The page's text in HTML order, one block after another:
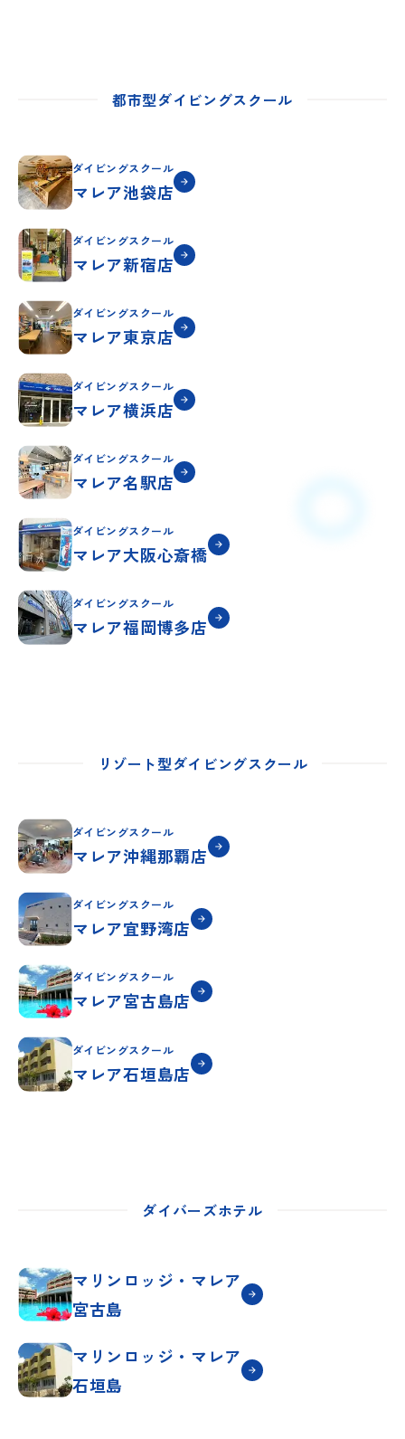
都市型ダイビングスクール
ダイビングスクール
マレア池袋店
ダイビングスクール
マレア新宿店
ダイビングスクール
マレア東京店
ダイビングスクール
マレア横浜店
ダイビングスクール
マレア名駅店
ダイビングスクール
マレア大阪心斎橋
ダイビングスクール
マレア福岡博多店
リゾート型ダイビングスクール
ダイビングスクール
マレア沖縄那覇店
ダイビングスクール
マレア宜野湾店
ダイビングスクール
マレア宮古島店
ダイビングスクール
マレア石垣島店
ダイバーズホテル
マリンロッジ・マレア
宮古島
マリンロッジ・マレア
石垣島